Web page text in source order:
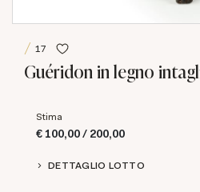
17
Guéridon in legno
Stima
€ 100,00 / 200,00
DETTAGLIO LOTTO